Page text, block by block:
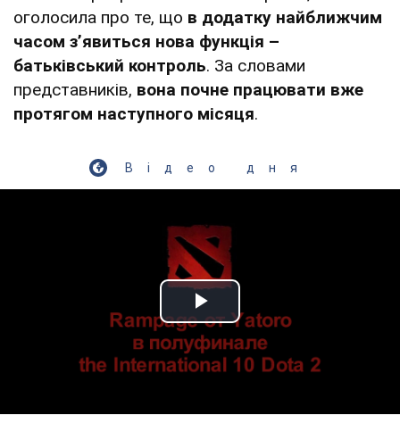
оголосила про те, що в додатку найближчим
часом з’явиться нова функція –
батьківський контроль. За словами
представників, вона почне працювати вже
протягом наступного місяця.
Відео дня
Play Video